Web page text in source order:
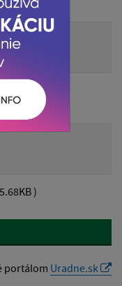
Reset
)
portálom Uradne.sk